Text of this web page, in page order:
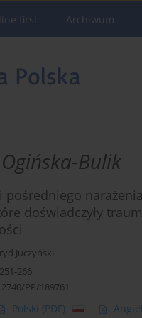
first Archiwum
Bulik
pośredniego
doświadczyły
Juczyński
266
PP/189761
Polski (PDF)